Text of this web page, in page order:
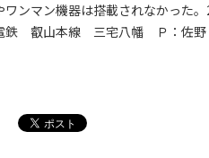
ワンマン機器は搭載されなかった
鉄 叡山本線 三宅八幡 Ｐ：佐